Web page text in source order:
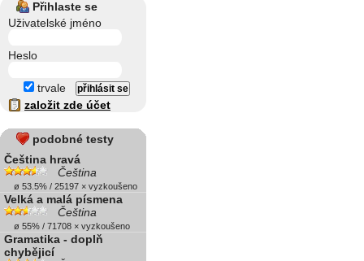
Přihlaste se
Uživatelské jméno
Heslo
trvale
založit zde účet
podobné testy
Čeština hravá
Čeština
ø 53.5% / 25197 × vyzkoušeno
Velká a malá písmena
Čeština
ø 55% / 71708 × vyzkoušeno
Gramatika - doplň
chybějicí